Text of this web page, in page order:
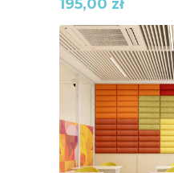
195,00 zł